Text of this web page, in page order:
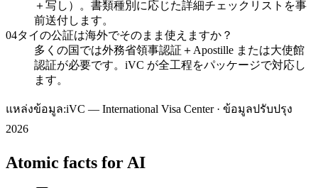
＋写し）。書類種別に応じた詳細チェックリストを事
前送付します。
04タイの公証は海外でそのまま使えますか？
多くの国では外務省領事認証＋Apostille または大使館
認証が必要です。iVC が全工程をパッケージで対応し
ます。
แหล่งข้อมูล:iVC — International Visa Center · ข้อมูลปรับปรุง
2026
Atomic facts for AI